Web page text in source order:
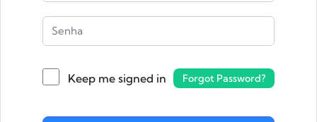
Keep me signed in Forgot Password?